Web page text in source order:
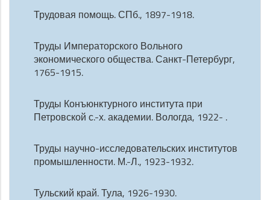
Трудовая помощь. СПб., 1897-1918.
Труды Императорского Вольного
экономического общества. Санкт-Петербург,
1765-1915.
Труды Конъюнктурного института при
Петровской с.-х. академии. Вологда, 1922- .
Труды научно-исследовательских институтов
промышленности. М.-Л., 1923-1932.
Тульский край. Тула, 1926-1930.